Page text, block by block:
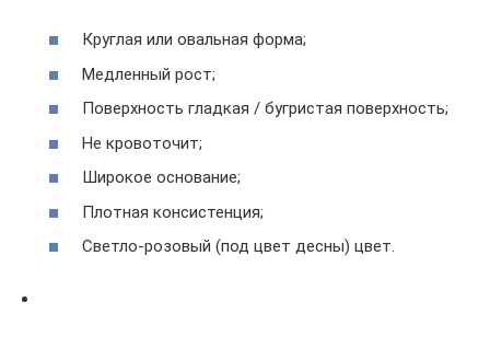
Круглая или овальная форма;
Медленный рост;
Поверхность гладкая / бугристая поверхность;
Не кровоточит;
Широкое основание;
Плотная консистенция;
Светло-розовый (под цвет десны) цвет.